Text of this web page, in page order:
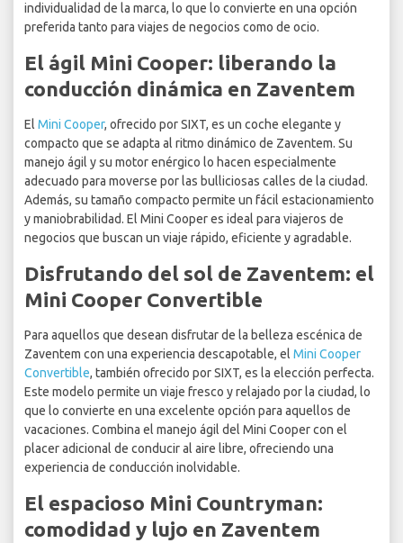
individualidad de la marca, lo que lo convierte en una opción
preferida tanto para viajes de negocios como de ocio.
El ágil Mini Cooper: liberando la
conducción dinámica en Zaventem
El Mini Cooper, ofrecido por SIXT, es un coche elegante y
compacto que se adapta al ritmo dinámico de Zaventem. Su
manejo ágil y su motor enérgico lo hacen especialmente
adecuado para moverse por las bulliciosas calles de la ciudad.
Además, su tamaño compacto permite un fácil estacionamiento
y maniobrabilidad. El Mini Cooper es ideal para viajeros de
negocios que buscan un viaje rápido, eficiente y agradable.
Disfrutando del sol de Zaventem: el
Mini Cooper Convertible
Para aquellos que desean disfrutar de la belleza escénica de
Zaventem con una experiencia descapotable, el Mini Cooper
Convertible, también ofrecido por SIXT, es la elección perfecta.
Este modelo permite un viaje fresco y relajado por la ciudad, lo
que lo convierte en una excelente opción para aquellos de
vacaciones. Combina el manejo ágil del Mini Cooper con el
placer adicional de conducir al aire libre, ofreciendo una
experiencia de conducción inolvidable.
El espacioso Mini Countryman:
comodidad y lujo en Zaventem